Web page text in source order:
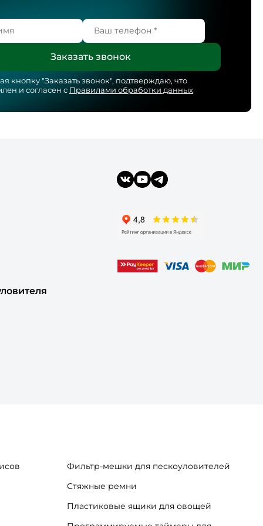
кнопку "Заказать звонок", подтверждаю, что
и согласен с Правилами обработки данных
Фильтр-мешки для пескоуловителей
Стяжные ремни
Пластиковые ящики для овощей